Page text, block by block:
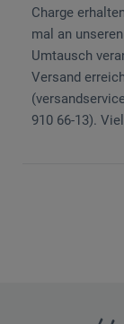
Charge
mal an
Umtausch
Versand
910 66-13).